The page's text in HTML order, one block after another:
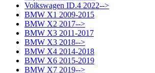
Volkswagen ID.4 2022-->
BMW X1 2009-2015
BMW X2 2017-->
BMW X3 2011-2017
BMW X3 2018-->
BMW X4 2014-2018
BMW X6 2015-2019
BMW X7 2019-->